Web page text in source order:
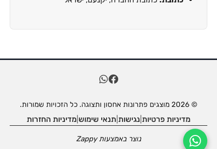
© 2026 מוצגים פתרונות אחסון ותצוגה. כל הזכויות שמורות.
מדיניות פרטיות נגישות תנאי שימוש מדיניות החזרות
נוצר באמצעותZappy